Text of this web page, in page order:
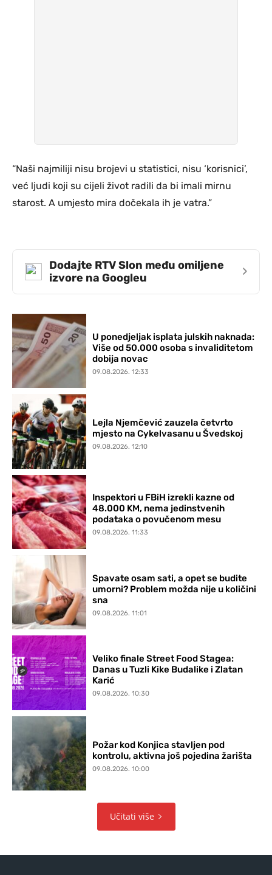
“Naši najmiliji nisu brojevi u statistici, nisu ‘korisnici’,
već ljudi koji su cijeli život radili da bi imali mirnu
starost. A umjesto mira dočekala ih je vatra.”
Dodajte RTV Slon među omiljene
izvore na Googleu
›
U ponedjeljak isplata julskih naknada:
Više od 50.000 osoba s invaliditetom
dobija novac
09.08.2026. 12:33
Lejla Njemčević zauzela četvrto
mjesto na Cykelvasanu u Švedskoj
09.08.2026. 12:10
Inspektori u FBiH izrekli kazne od
48.000 KM, nema jedinstvenih
podataka o povučenom mesu
09.08.2026. 11:33
Spavate osam sati, a opet se budite
umorni? Problem možda nije u količini
sna
09.08.2026. 11:01
Veliko finale Street Food Stagea:
Danas u Tuzli Kike Budalike i Zlatan
Karić
09.08.2026. 10:30
Požar kod Konjica stavljen pod
kontrolu, aktivna još pojedina žarišta
09.08.2026. 10:00
Učitati više